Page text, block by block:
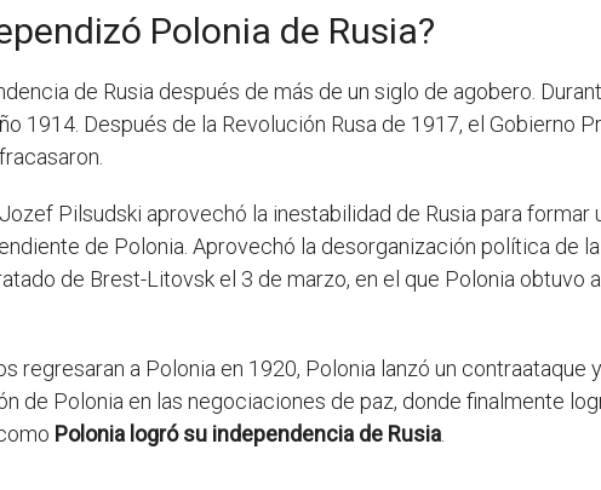
Polonia de Rusia?
de Rusia después de más de un siglo de agobero.
1914. Después de la Revolución Rusa de 1917, el Gobierno
Pilsudski aprovechó la inestabilidad de Rusia para formar
de Polonia. Aprovechó la desorganización política de
de Brest-Litovsk el 3 de marzo, en el que Polonia obtuvo
regresaran a Polonia en 1920, Polonia lanzó un contraataque
de Polonia en las negociaciones de paz, donde finalmente
Polonia logró su independencia de Rusia